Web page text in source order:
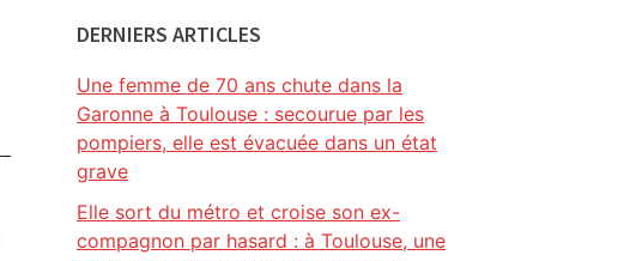
DERNIERS ARTICLES
Une femme de 70 ans chute dans la
Garonne à Toulouse : secourue par les
pompiers, elle est évacuée dans un état
grave
Elle sort du métro et croise son ex-
compagnon par hasard : à Toulouse, une